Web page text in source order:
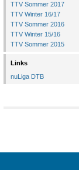
TTV Sommer 2017
TTV Winter 16/17
TTV Sommer 2016
TTV Winter 15/16
TTV Sommer 2015
Links
nuLiga DTB